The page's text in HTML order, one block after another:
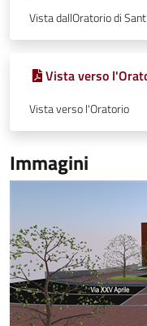
Vista dallOratorio di
Vista verso
Vista verso l'Oratorio
Immagini